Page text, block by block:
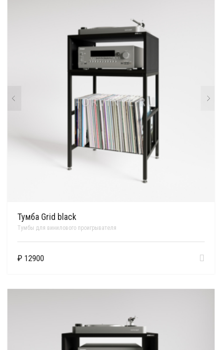
Тумба Grid black
Тумбы для винилового проигрывателя
₽ 12900